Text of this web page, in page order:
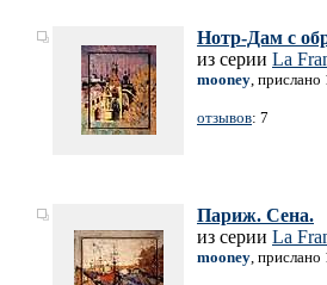
Нотр-Дам с
из серии La
mooney,
отзывов: 7
Париж. Сена.
из серии La
mooney,